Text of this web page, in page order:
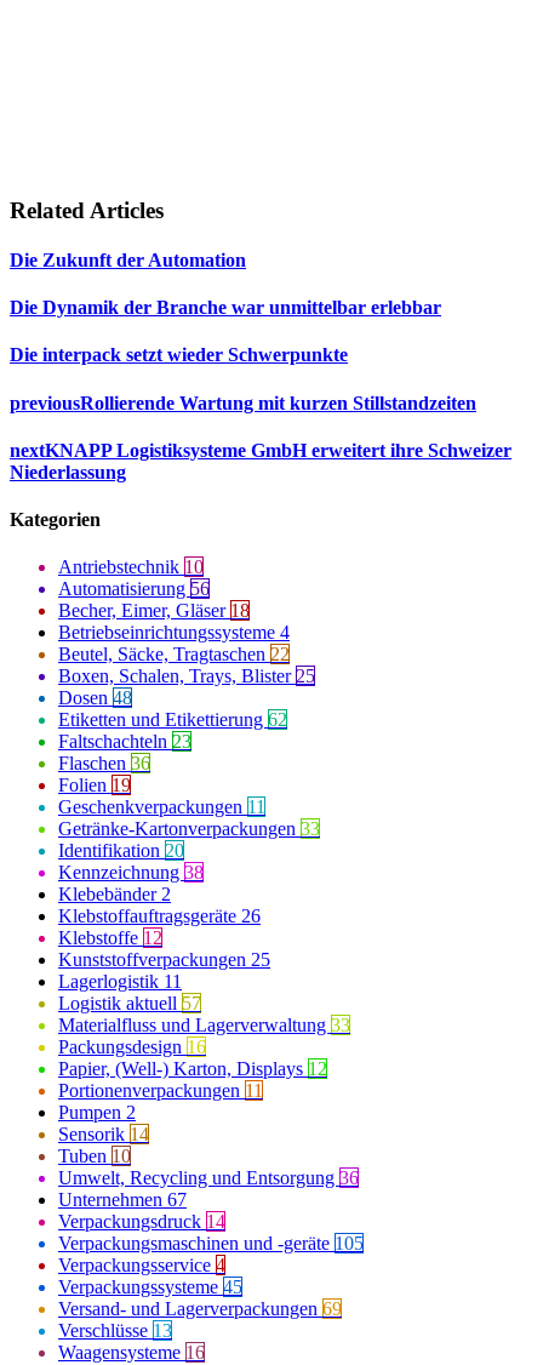
Related Articles
Die Zukunft der Automation
Die Dynamik der Branche war unmittelbar erlebbar
Die interpack setzt wieder Schwerpunkte
previousRollierende Wartung mit kurzen Stillstandzeiten
nextKNAPP Logistiksysteme GmbH erweitert ihre Schweizer
Niederlassung
Kategorien
Antriebstechnik 10
Automatisierung 56
Becher, Eimer, Gläser 18
Betriebseinrichtungssysteme 4
Beutel, Säcke, Tragtaschen 22
Boxen, Schalen, Trays, Blister 25
Dosen 48
Etiketten und Etikettierung 62
Faltschachteln 23
Flaschen 36
Folien 19
Geschenkverpackungen 11
Getränke-Kartonverpackungen 33
Identifikation 20
Kennzeichnung 38
Klebebänder 2
Klebstoffauftragsgeräte 26
Klebstoffe 12
Kunststoffverpackungen 25
Lagerlogistik 11
Logistik aktuell 57
Materialfluss und Lagerverwaltung 33
Packungsdesign 16
Papier, (Well-) Karton, Displays 12
Portionenverpackungen 11
Pumpen 2
Sensorik 14
Tuben 10
Umwelt, Recycling und Entsorgung 36
Unternehmen 67
Verpackungsdruck 14
Verpackungsmaschinen und -geräte 105
Verpackungsservice 4
Verpackungssysteme 45
Versand- und Lagerverpackungen 69
Verschlüsse 13
Waagensysteme 16